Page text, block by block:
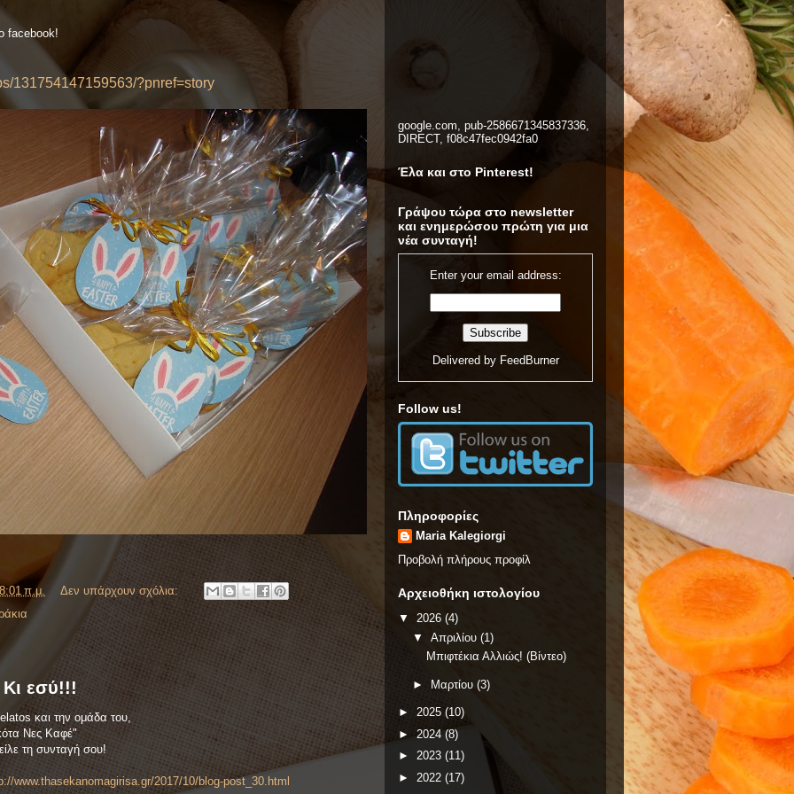
facebook!
131754147159563/?pnref=story
8:01 π.μ.
Δεν υπάρχουν σχόλια:
Κι εσύ!!!
και την ομάδα του,
Νες Καφέ"
τη συνταγή σου!
www.thasekanomagirisa.gr/2017/10/blog-post_30.html
google.com, pub-2586671345837336,
DIRECT, f08c47fec0942fa0
Έλα και στο Pinterest!
Γράψου τώρα στο newsletter
και ενημερώσου πρώτη για μια
νέα συνταγή!
Enter your email address:
Delivered by FeedBurner
Follow us!
Πληροφορίες
Maria Kalegiorgi
Προβολή πλήρους προφίλ
Αρχειοθήκη ιστολογίου
▼ 2026 (4)
▼ Απριλίου (1)
Μπιφτέκια Αλλιώς! (Βίντεο)
► Μαρτίου (3)
► 2025 (10)
► 2024 (8)
► 2023 (11)
► 2022 (17)